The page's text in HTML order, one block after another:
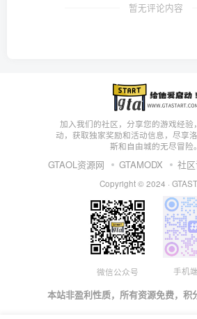
暂无评论内容
加入我们的社区，分享您的游戏经验
动，获取独家奖励和活动信息，尽享
斯和自由城的无尽冒险。
GTAOL资源网 GTAMODX 社
Copyright © 2024 ·
微信公众号 手机
本站非盈利性质，所有资源免费，积